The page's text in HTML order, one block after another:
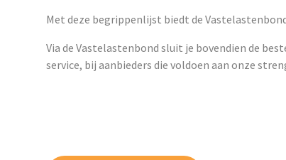
Met deze begrippenlijst biedt de
Via de Vastelastenbond sluit je bovendien de
service, bij aanbieders die voldoen aan onze